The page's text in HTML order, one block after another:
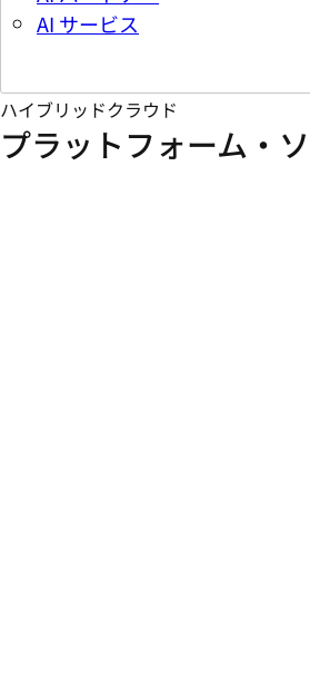
AI サービス
ハイブリッドクラウド
プラットフォーム・